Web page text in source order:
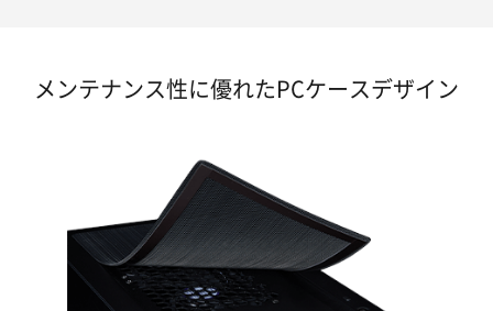
メンテナンス性に優れたPCケースデザイン